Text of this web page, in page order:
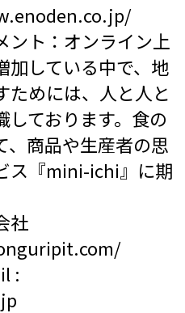
ント：オンライン上
加している中で、地
ためには、人と人と
しております。食の
、商品や生産者の思
ス『mini-ichi』に期
社
: